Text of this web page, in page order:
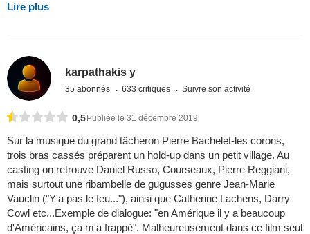
Lire plus
karpathakis y
35 abonnés 633 critiques Suivre son activité
0,5Publiée le 31 décembre 2019
Sur la musique du grand tâcheron Pierre Bachelet-les corons,
trois bras cassés préparent un hold-up dans un petit village. Au
casting on retrouve Daniel Russo, Courseaux, Pierre Reggiani,
mais surtout une ribambelle de gugusses genre Jean-Marie
Vauclin ("Y'a pas le feu..."), ainsi que Catherine Lachens, Darry
Cowl etc...Exemple de dialogue: "en Amérique il y a beaucoup
d'Américains, ça m'a frappé". Malheureusement dans ce film seul